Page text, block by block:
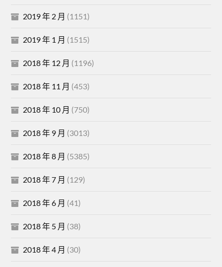
2019 年 2 月 (1151)
2019 年 1 月 (1515)
2018 年 12 月 (1196)
2018 年 11 月 (453)
2018 年 10 月 (750)
2018 年 9 月 (3013)
2018 年 8 月 (5385)
2018 年 7 月 (129)
2018 年 6 月 (41)
2018 年 5 月 (38)
2018 年 4 月 (30)